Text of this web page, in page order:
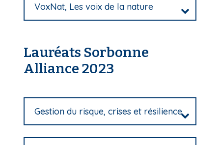
VoxNat, Les voix de la nature
Lauréats Sorbonne
Alliance 2023
Gestion du risque, crises et résilience